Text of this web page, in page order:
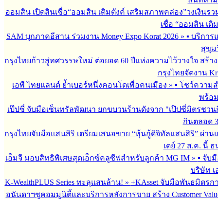
ออมสิน เปิดสินเชื่อ“ออมสิน เติมตังค์ เสริมสภาพคล่อง”วงเงินรว
เชื่อ “ออมสิน เติ
SAM บุกภาคอีสาน ร่วมงาน Money Expo Korat 2026» ▪︎ บริกา
สุขุม
กรุงไทยก้าวสู่ทศวรรษใหม่ ต่อยอด 60 ปีแห่งความไว้วางใจ สร้
กรุงไทยจัดงาน
เอพี ไทยแลนด์ ย้ำเบอร์หนึ่งคอนโดเพื่อคนเมือง » ▪︎ โชว์ความ
พร้อ
เป๊ปซี่ จับมือเซ็นทรัลพัฒนา ยกขบวนร้านดังจาก "เป๊ปซี่มิตรชว
กินตลอด
กรุงไทยจับมือแสนสิริ เตรียมเสนอขาย “หุ้นกู้ดิจิทัลแสนสิริ” ผ่าน
เดย์ 27 ส.ค. นี้
เอ็มจี มอบสิทธิพิเศษสุดเอ็กซ์คลูซีฟสำหรับลูกค้า MG IM» ▪︎ จับ
บริษัท เ
K-WealthPLUS Series ทะลุแสนล้าน! » +KAsset จับมือพันธมิตรการ
อนันดาฯชูคอมมูนิตี้และบริการหลังการขาย สร้าง Customer